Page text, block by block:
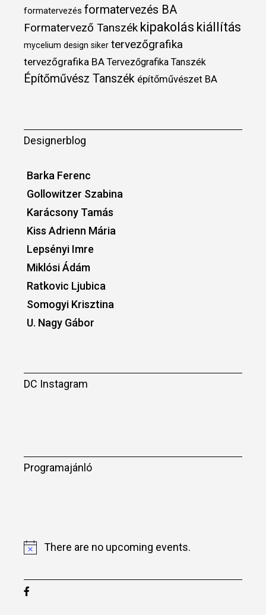
formatervezés formatervezés BA
Formatervező Tanszék kipakolás kiállítás
mycelium design siker tervezőgrafika
tervezőgrafika BA Tervezőgrafika Tanszék
Építőművész Tanszék építőművészet BA
Designerblog
Barka Ferenc
Gollowitzer Szabina
Karácsony Tamás
Kiss Adrienn Mária
Lepsényi Imre
Miklósi Ádám
Ratkovic Ljubica
Somogyi Krisztina
U. Nagy Gábor
DC Instagram
Programajánló
There are no upcoming events.